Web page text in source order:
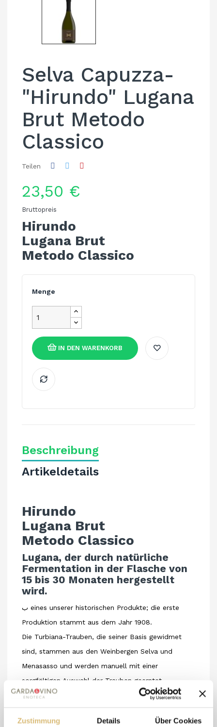
Zustimmung Details Über Cookies
Selva Capuzza-
"Hirundo" Lugana
Brut Metodo
Classico
Teilen
23,50 €
Bruttopreis
Hirundo
Lugana Brut
Metodo Classico
Menge
IN DEN WARENKORB
Beschreibung
Artikeldetails
Hirundo
Lugana Brut
Metodo Classico
Lugana, der durch natürliche
Fermentation in der Flasche von
15 bis 30 Monaten hergestellt
wird.
ب eines unserer historischen Produkte; die erste
Produktion stammt aus dem Jahr 1908.
Die Turbiana-Trauben, die seiner Basis gewidmet
sind, stammen aus den Weinbergen Selva und
Menasasso und werden manuell mit einer
sorgfältigen Auswahl der Trauben geerntet.
Die Fermentation des Mostes erfolgt in Edelstahl,
lässt, findet kein Holzfassausbau statt.